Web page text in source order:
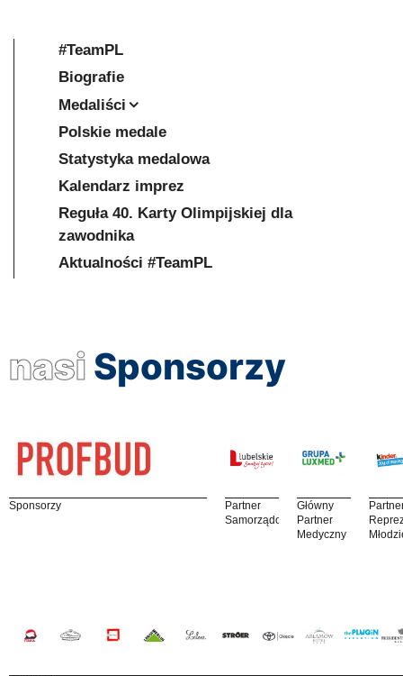
#TeamPL
Biografie
Medaliści
Polskie medale
Statystyka medalowa
Kalendarz imprez
Reguła 40. Karty Olimpijskiej dla
zawodnika
Aktualności #TeamPL
nasi Sponsorzy
Sponsorzy
Partner
Samorządowy
Główny
Partner
Medyczny